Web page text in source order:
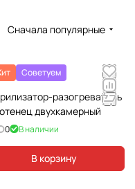
Сначала популярные
Советуем
₽
разогреватель
двухкамерный
0 В наличии
В корзину